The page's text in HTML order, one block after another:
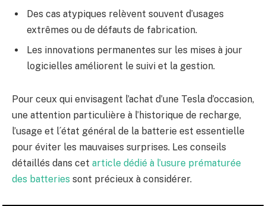
Des cas atypiques relèvent souvent d’usages
extrêmes ou de défauts de fabrication.
Les innovations permanentes sur les mises à jour
logicielles améliorent le suivi et la gestion.
Pour ceux qui envisagent l’achat d’une Tesla d’occasion,
une attention particulière à l’historique de recharge,
l’usage et l´état général de la batterie est essentielle
pour éviter les mauvaises surprises. Les conseils
détaillés dans cet article dédié à l’usure prématurée
des batteries sont précieux à considérer.